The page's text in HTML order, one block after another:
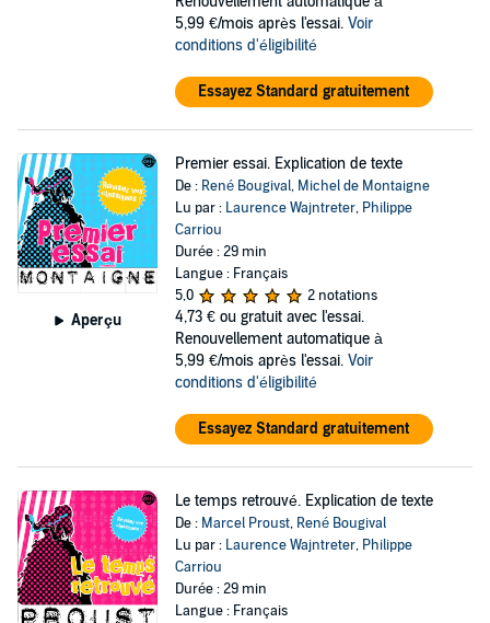
5,99 €/mois après l'essai. Voir
conditions d'éligibilité
Essayez Standard gratuitement
Aperçu
Premier essai. Explication de texte
De : René Bougival, Michel de Montaigne
Lu par : Laurence Wajntreter, Philippe
Carriou
Durée : 29 min
Langue : Français
5,0
2 notations
4,73 € ou gratuit avec l'essai.
Renouvellement automatique à
5,99 €/mois après l'essai. Voir
conditions d'éligibilité
Essayez Standard gratuitement
Le temps retrouvé. Explication de texte
De : Marcel Proust, René Bougival
Lu par : Laurence Wajntreter, Philippe
Carriou
Durée : 29 min
Langue : Français